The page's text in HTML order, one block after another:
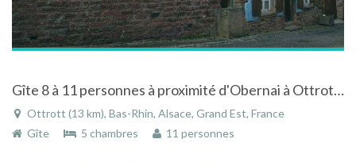
Gîte 8 à 11 personnes à proximité d'Obernai à Ottrott en Alsace
Ottrott (13 km), Bas-Rhin, Alsace, Grand Est, France
Gîte
5 chambres 11 personnes